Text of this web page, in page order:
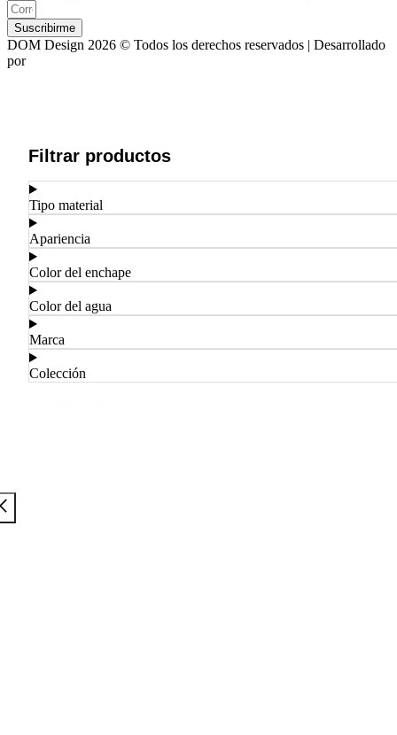
Suscribirme
DOM Design 2026 © Todos los derechos reservados | Desarrollado
por
Filtrar productos
Tipo material
Apariencia
Color del enchape
Color del agua
Marca
Colección